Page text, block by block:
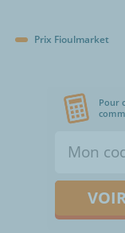
Prix Fioulmarket
Pour